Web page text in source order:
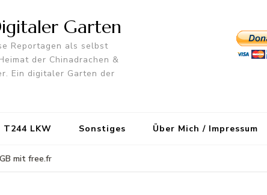
Garten
Reportagen als selbst
der Chinadrachen &
Ein digitaler Garten der
T244 LKW Sonstiges Über Mich / Impressum
mit free.fr